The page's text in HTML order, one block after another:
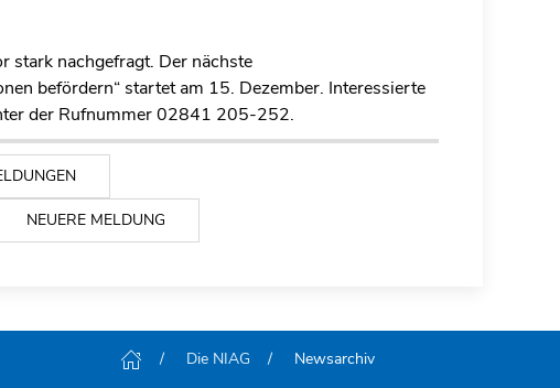
stark nachgefragt. Der nächste
befördern“ startet am 15. Dezember. Interessierte
der Rufnummer 02841 205-252.
NEUERE MELDUNG
Die NIAG Newsarchiv